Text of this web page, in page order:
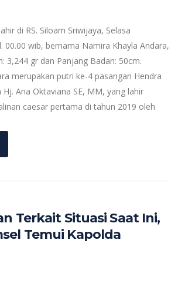
di RS. Siloam Sriwijaya, Selasa
00.00 wib, bernama Namira Khayla Andara,
3,244 gr dan Panjang Badan: 50cm.
merupakan putri ke-4 pasangan Hendra
Hj. Ana Oktaviana SE, MM, yang lahir
caesar pertama di tahun 2019 oleh
Terkait Situasi Saat Ini,
Temui Kapolda